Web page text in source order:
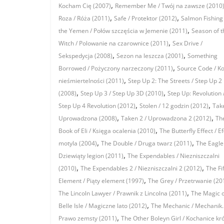
Kocham Cię (2007), Remember Me / Twój na zawsze (2010)
Roza / Róża (2011), Safe / Protektor (2012), Salmon
the Yemen / Połów szczęścia w Jemenie (2011), Season of
Witch / Polowanie na czarownice (2011), Sex Drive /
Sekspedycja (2008), Sezon na leszcza (2001), Something
Borrowed / Pożyczony narzeczony (2011), Source Code /
nieśmiertelności (2011), Step Up 2: The Streets / Step Up 2
(2008), Step Up 3 / Step Up 3D (2010), Step Up: Revolution
Step Up 4 Revolution (2012), Stolen / 12 godzin (2012),
Uprowadzona (2008), Taken 2 / Uprowadzona 2 (2012),
Book of Eli / Księga ocalenia (2010), The Butterfly Effect /
motyla (2004), The Double / Druga twarz (2011), The
Dziewiąty legion (2011), The Expendables / Niezniszczalni
(2010), The Expendables 2 / Niezniszczalni 2 (2012), The
Element / Piąty element (1997), The Grey / Przetrwanie
The Lincoln Lawyer / Prawnik z Lincolna (2011), The Magic
Belle Isle / Magiczne lato (2012), The Mechanic / Mechanik.
Prawo zemsty (2011), The Other Boleyn Girl / Kochanice